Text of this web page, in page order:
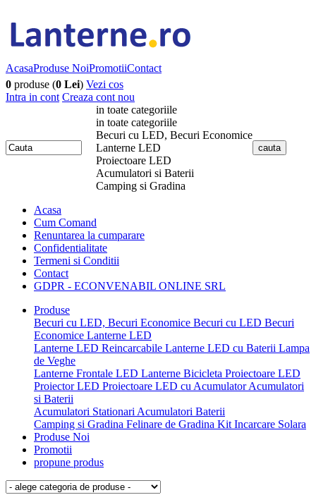
AcasaProduse NoiPromotiiContact
0 produse (0 Lei) Vezi cos
Intra in cont Creaza cont nou
in toate categoriile
in toate categoriile
Becuri cu LED, Becuri Economice
Lanterne LED
Proiectoare LED
Acumulatori si Baterii
Camping si Gradina
Acasa
Cum Comand
Renuntarea la cumparare
Confidentialitate
Termeni si Conditii
Contact
GDPR - ECONVENABIL ONLINE SRL
Produse
Becuri cu LED, Becuri Economice Becuri cu LED Becuri
Economice Lanterne LED
Lanterne LED Reincarcabile Lanterne LED cu Baterii Lampa
de Veghe
Lanterne Frontale LED Lanterne Bicicleta Proiectoare LED
Proiector LED Proiectoare LED cu AcumulatorAcumulatori
si Baterii
Acumulatori Stationari Acumulatori Baterii
Camping si Gradina Felinare de Gradina Kit Incarcare Solara
Produse Noi
Promotii
propune produs